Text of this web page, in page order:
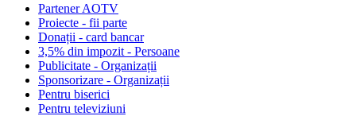
Partener AOTV
Proiecte - fii parte
Donații - card bancar
3,5% din impozit - Persoane
Publicitate - Organizații
Sponsorizare - Organizații
Pentru biserici
Pentru televiziuni